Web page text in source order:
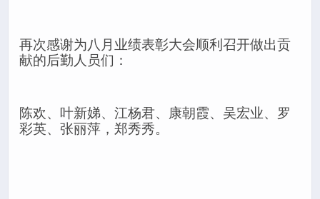
再次感谢为八月业绩表彰大会顺利召开做出贡
献的后勤人员们：
陈欢、叶新娣、江杨君、康朝霞、吴宏业、罗
彩英、张丽萍，郑秀秀。